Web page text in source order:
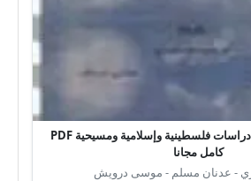
تحميل كتاب القدس دراسات فلسطينية وإسلامية ومسيحية PDF
كامل مجانا
- عدنان مسلم - موسى درويش